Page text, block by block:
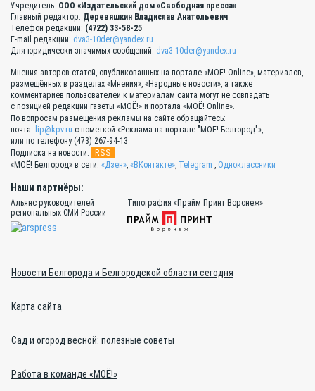
Учредитель: ООО «Издательский дом «Свободная пресса»
Главный редактор: Деревяшкин Владислав Анатольевич
Телефон редакции: (4722) 33-58-25
E-mail редакции: dva3-10der@yandex.ru
Для юридически значимых сообщений: dva3-10der@yandex.ru
Мнения авторов статей, опубликованных на портале «МОЁ! Online», материалов,
размещённых в разделах «Мнения», «Народные новости», а также
комментариев пользователей к материалам сайта могут не совпадать
с позицией редакции газеты «МОЁ!» и портала «МОЁ! Online».
По вопросам размещения рекламы на сайте обращайтесь:
почта: lip@kpv.ru с пометкой «Реклама на портале "МОЁ! Белгород"»,
или по телефону (473) 267-94-13
Подписка на новости:
RSS
«МОЁ! Белгород» в сети: «Дзен», «ВКонтакте», Telegram , Одноклассники
Наши партнёры:
Альянс руководителей
региональных СМИ России
Типография «Прайм Принт Воронеж»
Новости Белгорода и Белгородской области сегодня
Карта сайта
Сад и огород весной: полезные советы
Работа в команде «МОЁ!»